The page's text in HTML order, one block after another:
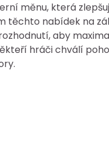
měnu, která
těchto nabídek na
aby
hráči chválí